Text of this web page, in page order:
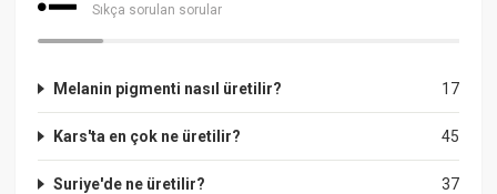
Sıkça sorulan sorular
17
Melanin pigmenti nasıl üretilir?
45
Kars'ta en çok ne üretilir?
37
Suriye'de ne üretilir?